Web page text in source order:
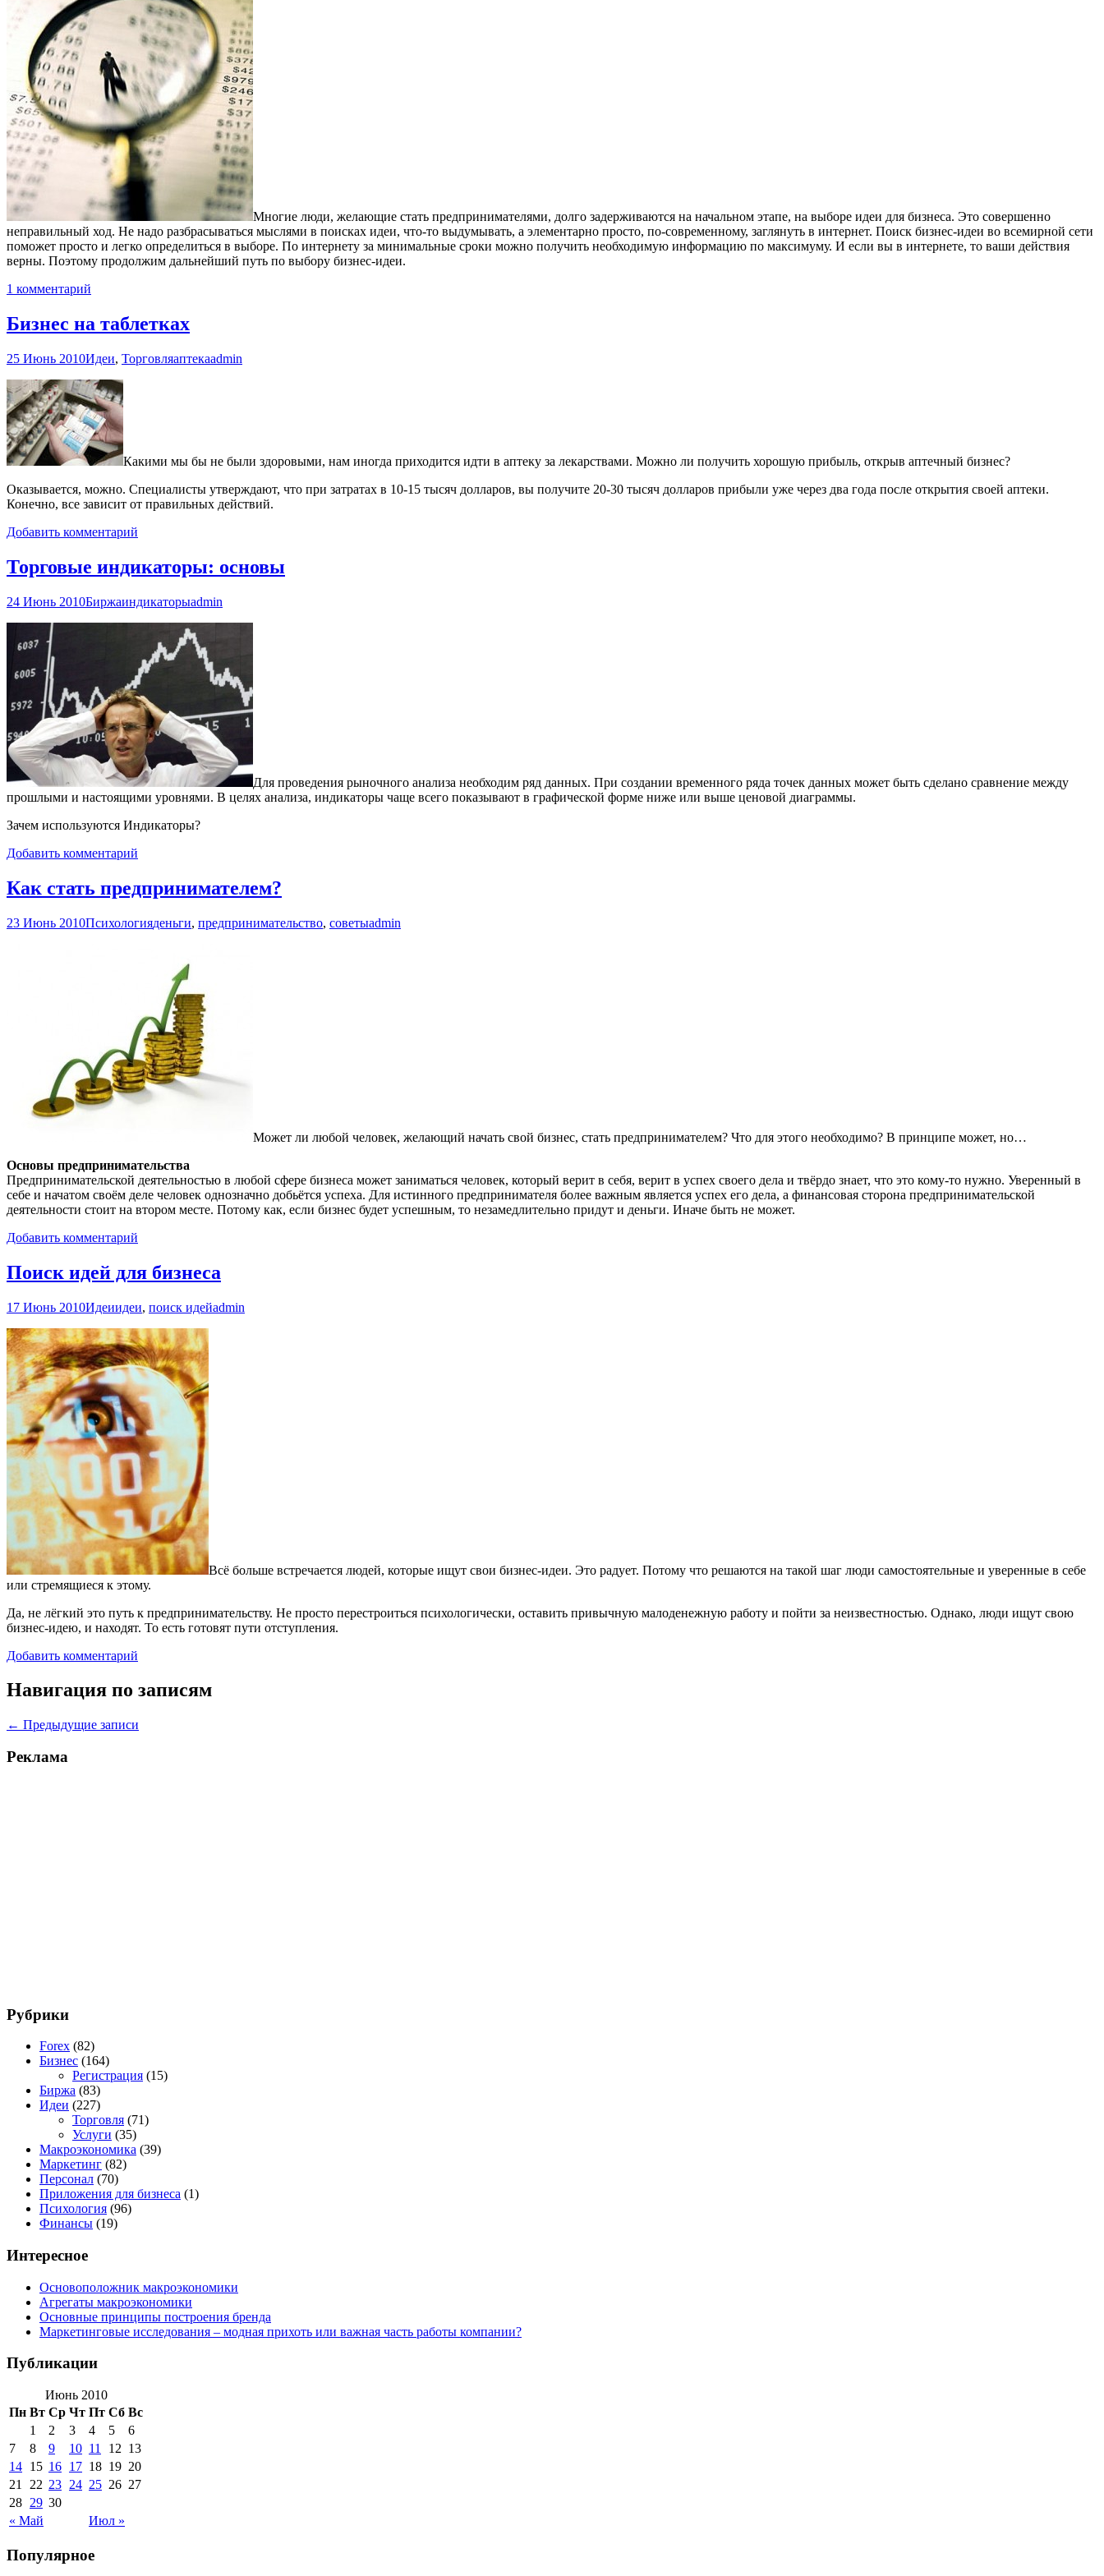
Многие люди, желающие стать предпринимателями, долго задерживаются на начальном этапе, на выборе идеи для бизнеса. Это совершенно
неправильный ход. Не надо разбрасываться мыслями в поисках идеи, что-то выдумывать, а элементарно просто, по-современному, заглянуть в интернет. Поиск бизнес-идеи во всемирной сети
поможет просто и легко определиться в выборе. По интернету за минимальные сроки можно получить необходимую информацию по максимуму. И если вы в интернете, то ваши действия
верны. Поэтому продолжим дальнейший путь по выбору бизнес-идеи.
1 комментарий
Бизнес на таблетках
25 Июнь 2010Идеи, Торговляаптекаadmin
Какими мы бы не были здоровыми, нам иногда приходится идти в аптеку за лекарствами. Можно ли получить хорошую прибыль, открыв аптечный бизнес?
Оказывается, можно. Специалисты утверждают, что при затратах в 10-15 тысяч долларов, вы получите 20-30 тысяч долларов прибыли уже через два года после открытия своей аптеки.
Конечно, все зависит от правильных действий.
Добавить комментарий
Торговые индикаторы: основы
24 Июнь 2010Биржаиндикаторыadmin
Для проведения рыночного анализа необходим ряд данных. При создании временного ряда точек данных может быть сделано сравнение между
прошлыми и настоящими уровнями. В целях анализа, индикаторы чаще всего показывают в графической форме ниже или выше ценовой диаграммы.
Зачем используются Индикаторы?
Добавить комментарий
Как стать предпринимателем?
23 Июнь 2010Психологияденьги, предпринимательство, советыadmin
Может ли любой человек, желающий начать свой бизнес, стать предпринимателем? Что для этого необходимо? В принципе может, но…
Основы предпринимательства
Предпринимательской деятельностью в любой сфере бизнеса может заниматься человек, который верит в себя, верит в успех своего дела и твёрдо знает, что это кому-то нужно. Уверенный в
себе и начатом своём деле человек однозначно добьётся успеха. Для истинного предпринимателя более важным является успех его дела, а финансовая сторона предпринимательской
деятельности стоит на втором месте. Потому как, если бизнес будет успешным, то незамедлительно придут и деньги. Иначе быть не может.
Добавить комментарий
Поиск идей для бизнеса
17 Июнь 2010Идеиидеи, поиск идейadmin
Всё больше встречается людей, которые ищут свои бизнес-идеи. Это радует. Потому что решаются на такой шаг люди самостоятельные и уверенные в себе
или стремящиеся к этому.
Да, не лёгкий это путь к предпринимательству. Не просто перестроиться психологически, оставить привычную малоденежную работу и пойти за неизвестностью. Однако, люди ищут свою
бизнес-идею, и находят. То есть готовят пути отступления.
Добавить комментарий
Навигация по записям
← Предыдущие записи
Реклама
Рубрики
Forex (82)
Бизнес (164)
Регистрация (15)
Биржа (83)
Идеи (227)
Торговля (71)
Услуги (35)
Макроэкономика (39)
Маркетинг (82)
Персонал (70)
Приложения для бизнеса (1)
Психология (96)
Финансы (19)
Интересное
Основоположник макроэкономики
Агрегаты макроэкономики
Основные принципы построения бренда
Маркетинговые исследования – модная прихоть или важная часть работы компании?
Публикации
Июнь 2010
Пн Вт Ср Чт Пт Сб Вс
« Май Июл »
1 2 3 4 5
6
7
8 9 10 11 12 13
14 15 16 17 18 19 20
21
22 23 24 25 26 27
28 29 30
Популярное